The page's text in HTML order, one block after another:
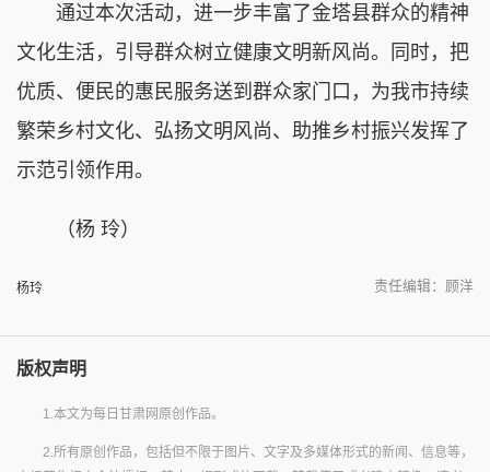
通过本次活动，进一步丰富了金塔县群众的精神
文化生活，引导群众树立健康文明新风尚。同时，把
优质、便民的惠民服务送到群众家门口，为我市持续
繁荣乡村文化、弘扬文明风尚、助推乡村振兴发挥了
示范引领作用。
（杨 玲）
杨玲 责任编辑：顾洋
版权声明
1.本文为每日甘肃网原创作品。
2.所有原创作品，包括但不限于图片、文字及多媒体形式的新闻、信息等，